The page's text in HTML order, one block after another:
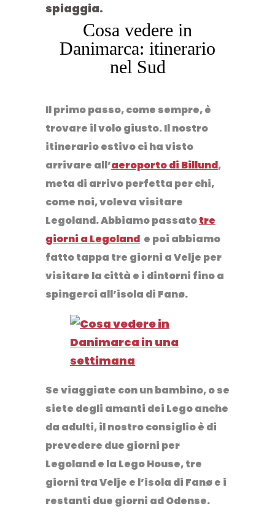
spiaggia.
Cosa vedere in
Danimarca: itinerario
nel Sud
Il primo passo, come sempre, è
trovare il volo giusto. Il nostro
itinerario estivo ci ha visto
arrivare all’aeroporto di Billund,
meta di arrivo perfetta per chi,
come noi, voleva visitare
Legoland. Abbiamo passatotre
giorni a Legoland e poi abbiamo
fatto tappa tre giorni a Velje per
visitare la città e i dintorni fino a
spingerci all’isola di Fanø.
Se viaggiate con un bambino, o se
siete degli amanti dei Lego anche
da adulti, il nostro consiglio è di
prevedere due giorni per
Legoland e la Lego House, tre
giorni tra Velje e l’isola di Fanø e i
restanti due giorni ad Odense.